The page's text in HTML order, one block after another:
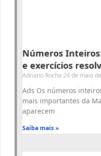
Números
e exercícios
Adriano Rocha 24 de maio
Ads Os números
mais importantes da
aparecem
Saiba mais »